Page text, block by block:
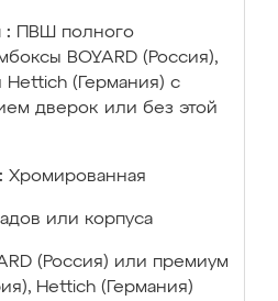
:
ПВШ полного
BOYARD (Россия),
Hettich (Германия) с
дверок или без этой
Хромированная
или корпуса
(Россия) или премиум
Hettich (Германия)